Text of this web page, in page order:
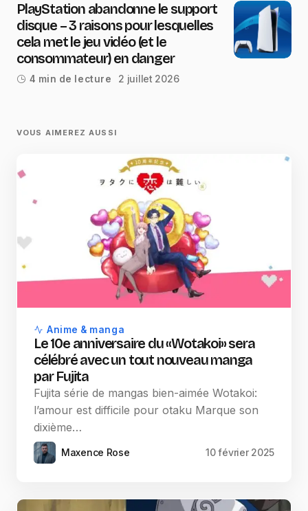
PlayStation abandonne le support
disque – 3 raisons pour lesquelles
cela met le jeu vidéo (et le
consommateur) en danger
4 min de lecture 2 juillet 2026
VOUS AIMEREZ AUSSI
Anime & manga
Le 10e anniversaire du «Wotakoi» sera
célébré avec un tout nouveau manga
par Fujita
Fujita série de mangas bien-aimée Wotakoi:
l’amour est difficile pour otaku Marque son
dixième…
Maxence Rose 10 février 2025